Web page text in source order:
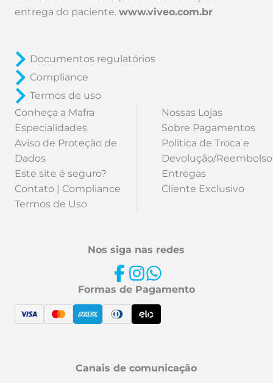
entrega do paciente.www.viveo.com.br
Documentos regulatórios
Compliance
Termos de uso
Conheça a Mafra
Especialidades
Aviso de Proteção de
Dados
Este site é seguro?
Contato | Compliance
Termos de Uso
Nossas Lojas
Sobre Pagamentos
Politica de Troca e
Devolução/Reembolso
Entregas
Cliente Exclusivo
Nos siga nas redes
Formas de Pagamento
Canais de comunicação